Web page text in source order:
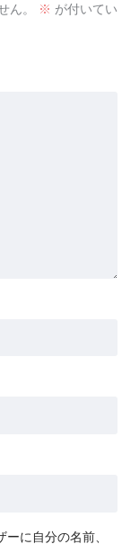
ん。 ※ が付いてい
に自分の名前、